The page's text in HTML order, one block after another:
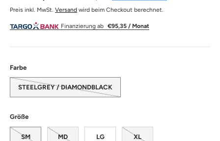
Preis inkl. MwSt. Versand wird beim Checkout berechnet.
Finanzierung ab €95,35 / Monat
Farbe
STEELGREY / DIAMONDBLACK
Größe
SM MD LG XL